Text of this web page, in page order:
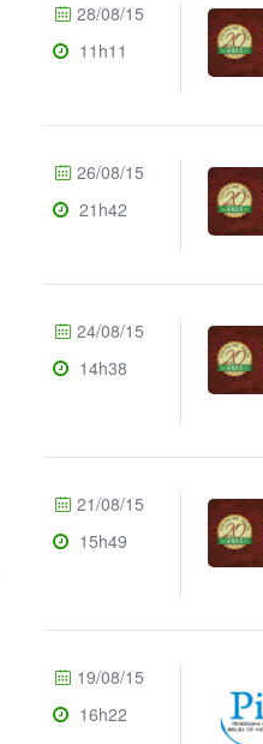
28/08/15
11h11
26/08/15
21h42
24/08/15
14h38
21/08/15
15h49
19/08/15
16h22